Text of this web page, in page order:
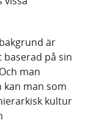
är
på sin
man
kan man som
kultur